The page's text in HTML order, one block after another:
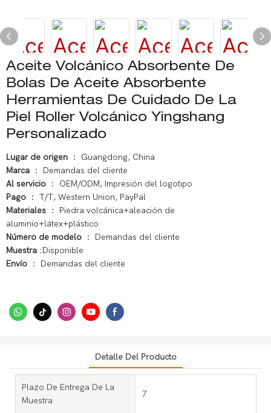
Aceite Volcánico Absorbente De
Bolas De Aceite Absorbente
Herramientas De Cuidado De La
Piel Roller Volcánico Yingshang
Personalizado
Lugar de origen ： Guangdong, China
Marca ： Demandas del cliente
Al servicio ： OEM/ODM, Impresión del logotipo
Pago ： T/T, Western Union, PayPal
Materiales ： Piedra volcánica+aleación de
aluminio+látex+plástico
Número de modelo ： Demandas del cliente
Muestra :Disponible
Envío ： Demandas del cliente
Detalle Del Producto
Plazo De Entrega De La
Muestra
7